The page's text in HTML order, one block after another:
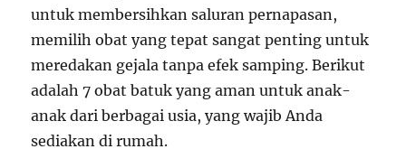
untuk membersihkan saluran pernapasan,
memilih obat yang tepat sangat penting untuk
meredakan gejala tanpa efek samping. Berikut
adalah 7 obat batuk yang aman untuk anak-
anak dari berbagai usia, yang wajib Anda
sediakan di rumah.